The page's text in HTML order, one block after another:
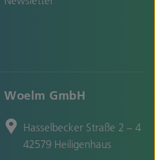
Woelm GmbH
Hasselbecker Straße 2 – 4
42579 Heiligenhaus